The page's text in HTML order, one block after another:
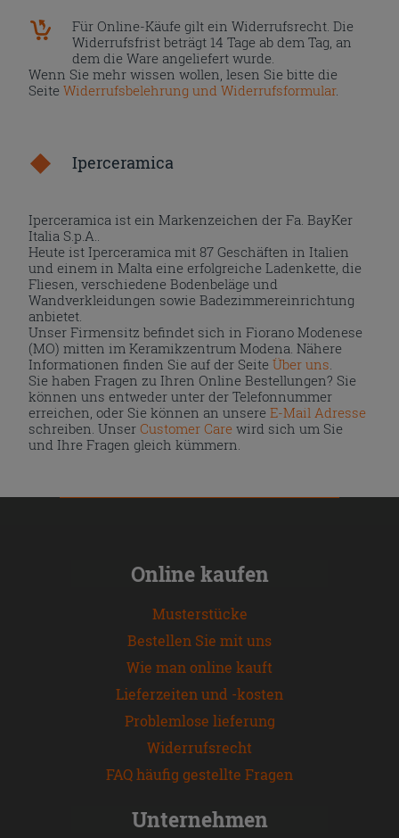
Für Online-Käufe gilt ein Widerrufsrecht. Die
Widerrufsfrist beträgt 14 Tage ab dem Tag, an
dem die Ware angeliefert wurde.
Wenn Sie mehr wissen wollen, lesen Sie bitte die
SeiteWiderrufsbelehrung und Widerrufsformular.
Iperceramica
Iperceramica ist ein Markenzeichen der Fa. BayKer
Italia S.p.A..
Heute ist Iperceramica mit 87 Geschäften in Italien
und einem in Malta eine erfolgreiche Ladenkette, die
Fliesen, verschiedene Bodenbeläge und
Wandverkleidungen sowie Badezimmereinrichtung
anbietet.
Unser Firmensitz befindet sich in Fiorano Modenese
(MO) mitten im Keramikzentrum Modena. Nähere
Informationen finden Sie auf der Seite Über uns.
Sie haben Fragen zu Ihren Online Bestellungen? Sie
können uns entweder unter der Telefonnummer
erreichen, oder Sie können an unsereE-Mail Adresse
schreiben. UnserCustomer Care wird sich um Sie
und Ihre Fragen gleich kümmern.
Online kaufen
Musterstücke
Bestellen Sie mit uns
Wie man online kauft
Lieferzeiten und -kosten
Problemlose lieferung
Widerrufsrecht
FAQ häufig gestellte Fragen
Unternehmen